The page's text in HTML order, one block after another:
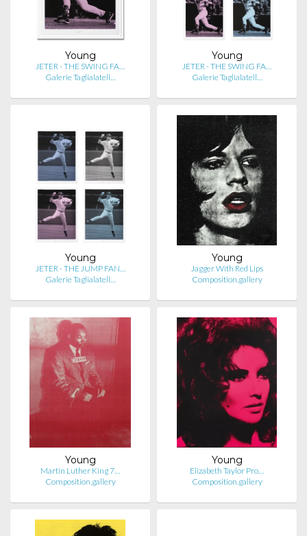
Young
JETER - THE SWING FA…
Galerie Taglialatell…
Young
JETER - THE SWING FA…
Galerie Taglialatell…
Young
JETER - THE JUMP FAN…
Galerie Taglialatell…
Young
Jagger With Red Lips
Composition.gallery
Young
Martin Luther King 7…
Composition.gallery
Young
Elizabeth Taylor Pro…
Composition.gallery